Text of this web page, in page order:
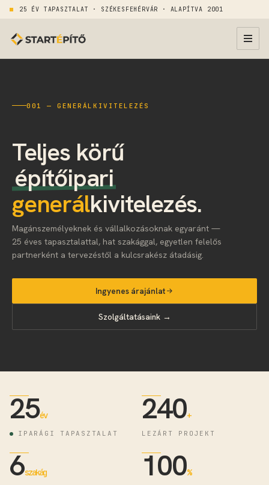
25 ÉV TAPASZTALAT · SZÉKESFEHÉRVÁR · ALAPÍTVA 2001
001 — GENERÁLKIVITELEZÉS
Teljes körű
építőipari
generálkivitelezés.
Magánszemélyeknek és vállalkozásoknak egyaránt —
25 éves tapasztalattal, hat szakággal, egyetlen felelős
partnerként a tervezéstől a kulcsrakész átadásig.
Ingyenes árajánlat
Szolgáltatásaink →
25év
IPARÁGI TAPASZTALAT
240+
LEZÁRT PROJEKT
6szakág 100%